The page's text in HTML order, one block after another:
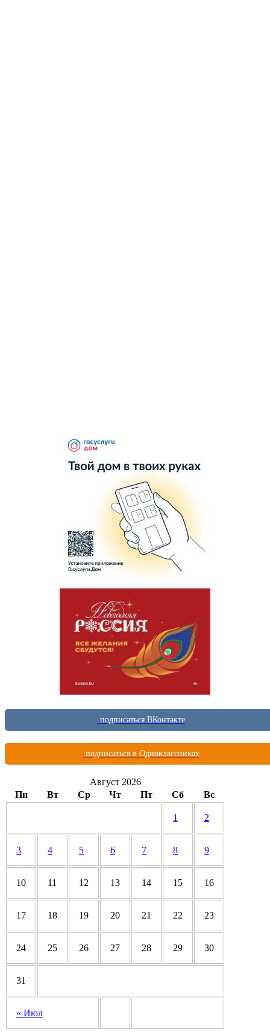
подписаться ВКонтакте
подписаться в Одноклассниках
Август 2026
Пн
Вт Ср Чт Пт Сб Вс
« Июл
1 2
3 4 5 6 7 8 9
10 11 12 13 14 15 16
17 18 19 20 21 22 23
24 25 26 27 28 29 30
31